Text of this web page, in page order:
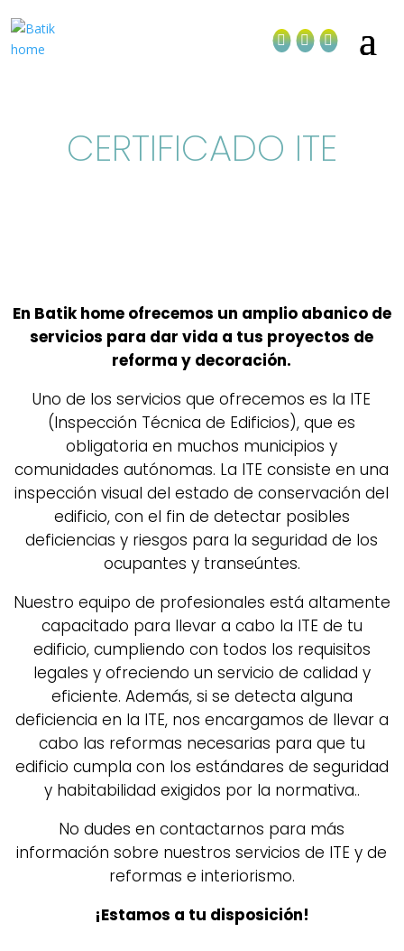
  
CERTIFICADO ITE
En Batik home ofrecemos un amplio abanico de
servicios para dar vida a tus proyectos de
reforma y decoración.
Uno de los servicios que ofrecemos es la ITE
(Inspección Técnica de Edificios), que es
obligatoria en muchos municipios y
comunidades autónomas. La ITE consiste en una
inspección visual del estado de conservación del
edificio, con el fin de detectar posibles
deficiencias y riesgos para la seguridad de los
ocupantes y transeúntes.
Nuestro equipo de profesionales está altamente
capacitado para llevar a cabo la ITE de tu
edificio, cumpliendo con todos los requisitos
legales y ofreciendo un servicio de calidad y
eficiente. Además, si se detecta alguna
deficiencia en la ITE, nos encargamos de llevar a
cabo las reformas necesarias para que tu
edificio cumpla con los estándares de seguridad
y habitabilidad exigidos por la normativa..
No dudes en contactarnos para más
información sobre nuestros servicios de ITE y de
reformas e interiorismo.
¡Estamos a tu disposición!